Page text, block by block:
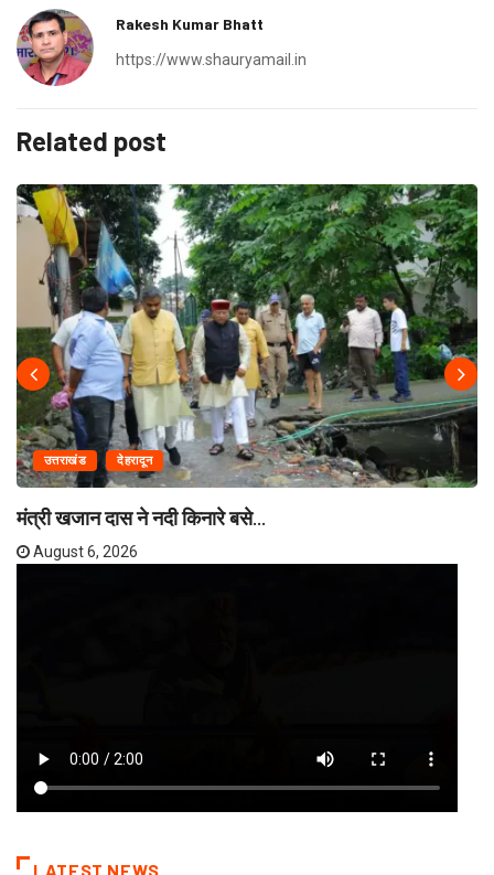
Rakesh Kumar Bhatt
https://www.shauryamail.in
Related post
उत्तराखंड देहरादून
मंत्री खजान दास ने नदी किनारे बसे...
August 6, 2026
LATEST NEWS